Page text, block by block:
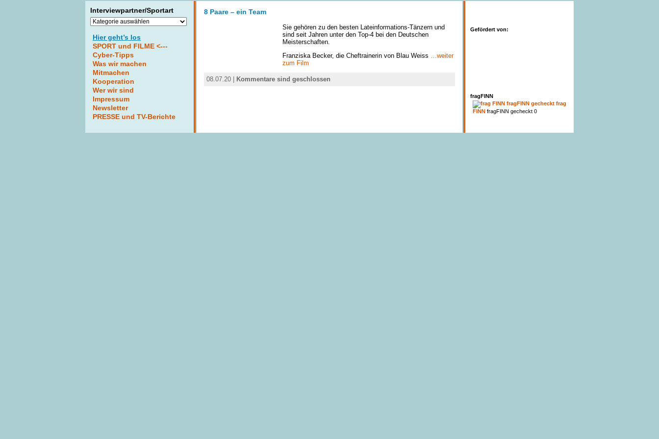
Interviewpartner/Sportart
Interviewpartner/Sportart
Hier geht’s los
SPORT und FILME <---
Cyber-Tipps
Was wir machen
Mitmachen
Kooperation
Wer wir sind
Impressum
Newsletter
PRESSE und TV-Berichte
8 Paare – ein Team
Sie gehören zu den besten Lateinformations-Tänzern und
sind seit Jahren unter den Top-4 bei den Deutschen
Meisterschaften.
Franziska Becker, die Cheftrainerin von Blau Weiss
…weiter
zum Film
08.07.20 | Kommentare sind geschlossen
Gefördert von:
fragFINN
frag
FINN fragFINN gecheckt 0